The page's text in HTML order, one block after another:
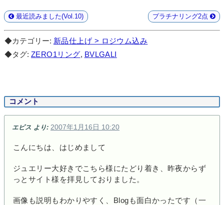
最近読みました(Vol.10) プラチナリング2点
◆カテゴリー: 新品仕上げ > ロジウム込み
◆タグ: ZERO1リング, BVLGALI
コメント
エビス より: 2007年1月16日 10:20
こんにちは、はじめまして
ジュエリー大好きでこちら様にたどり着き、昨夜からず
っとサイト様を拝見しておりました。
画像も説明もわかりやすく、Blogも面白かったです（一